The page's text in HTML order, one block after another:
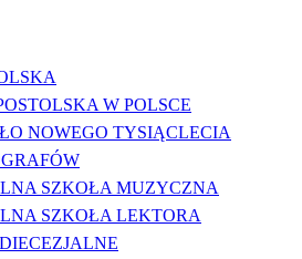
W POLSCE
NOWEGO TYSIĄCLECIA
SZKOŁA MUZYCZNA
SZKOŁA LEKTORA